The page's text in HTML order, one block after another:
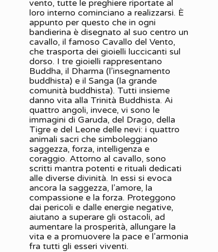
vento, tutte le preghiere riportate al
loro interno cominciano a realizzarsi. È
appunto per questo che in ogni
bandierina è disegnato al suo centro un
cavallo, il famoso Cavallo del Vento,
che trasporta dei gioielli luccicanti sul
dorso. I tre gioielli rappresentano
Buddha, il Dharma (l’insegnamento
buddhista) e il Sanga (la grande
comunità buddhista). Tutti insieme
danno vita alla Trinità Buddhista. Ai
quattro angoli, invece, vi sono le
immagini di Garuda, del Drago, della
Tigre e del Leone delle nevi: i quattro
animali sacri che simboleggiano
saggezza, forza, intelligenza e
coraggio. Attorno al cavallo, sono
scritti mantra potenti e rituali dedicati
alle diverse divinità. In essi si evoca
ancora la saggezza, l’amore, la
compassione e la forza. Proteggono
dai pericoli e dalle energie negative,
aiutano a superare gli ostacoli, ad
aumentare la prosperità, allungare la
vita e a promuovere la pace e l’armonia
fra tutti gli esseri viventi.